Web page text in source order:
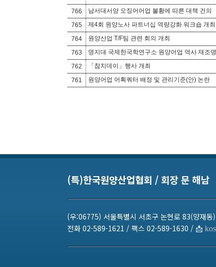
766
남서대서양 오징어어업 불황에 따른 대책 건의
765
제4회 원양노사 파트너십 역량강화 워크숍 개최
764
원양산업 T/F팀 관련 회의 개최
763
명지대 국제한국학연구소 원양어업 역사 재조명
762
「참치데이」행사 개최
761
원양어업 어획쿼터 배정 및 관리기준(안) 논란
(특)한국원양산업협회 / 회장 문 해남
(우:06775) 서울특별시 서초구 논현로 83(양재동
전화 02-589-1621 / 팩스 02-589-1630 / 📩